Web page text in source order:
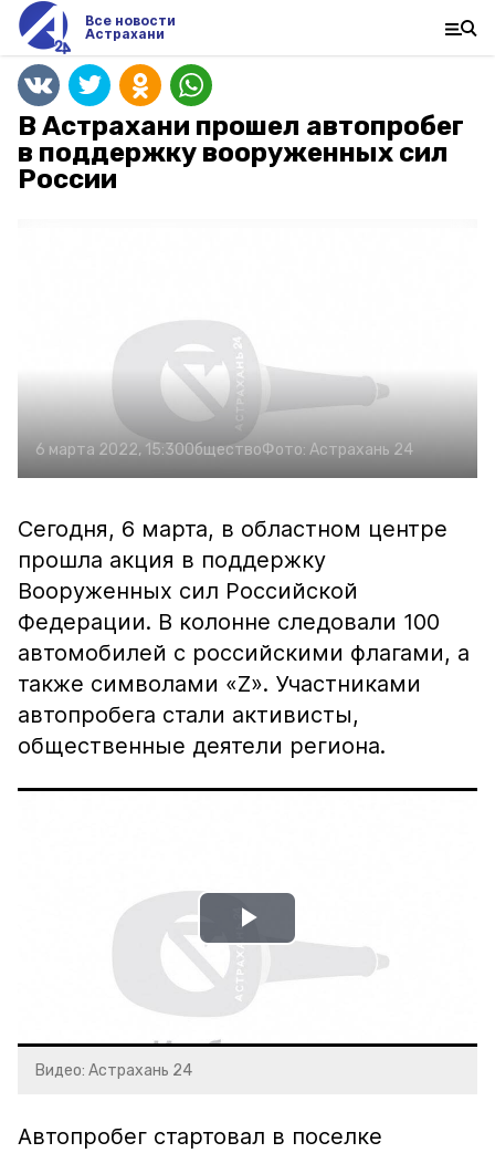
Все новости
Астрахани
В Астрахани прошел автопробег
в поддержку вооруженных сил
России
6 марта 2022, 15:30ОбществоФото: Астрахань 24
Сегодня, 6 марта, в областном центре
прошла акция в поддержку
Вооруженных сил Российской
Федерации. В колонне следовали 100
автомобилей с российскими флагами, а
также символами «Z». Участниками
автопробега стали активисты,
общественные деятели региона.
Play
Video
Видео: Астрахань 24
Автопробег стартовал в поселке